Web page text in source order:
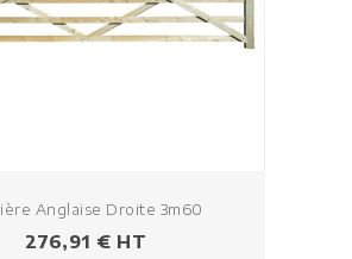
Anglaise Droite 3m60
Prezzo
276,91 € HT